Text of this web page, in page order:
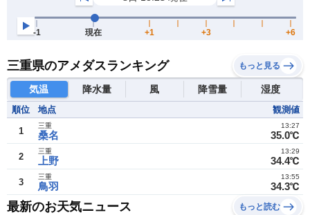
三重県のアメダスランキング もっと見る
気温 降水量 風 降雪量 湿度
順位 地点 観測値
1 桑名
三重
35.0℃
13:27
2 上野
三重
34.4℃
13:29
3 鳥羽
三重
34.3℃
13:55
最新のお天気ニュース もっと読む